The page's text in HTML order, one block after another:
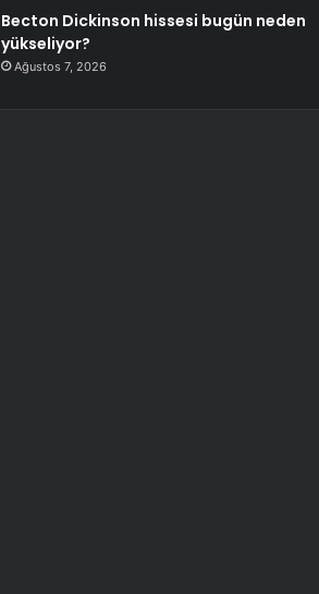
Becton Dickinson hissesi bugün neden
yükseliyor?
Ağustos 7, 2026